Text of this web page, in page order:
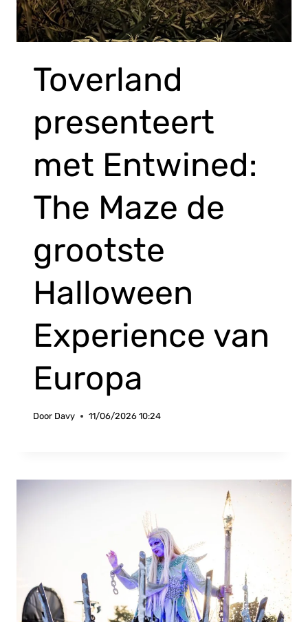
Toverland
presenteert
met Entwined:
The Maze de
grootste
Halloween
Experience van
Europa
Door Davy 11/06/2026 10:24